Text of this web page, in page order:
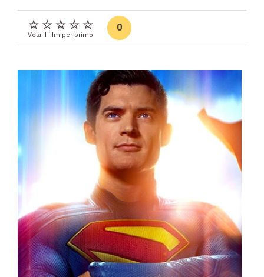
Vota il film per primo
0